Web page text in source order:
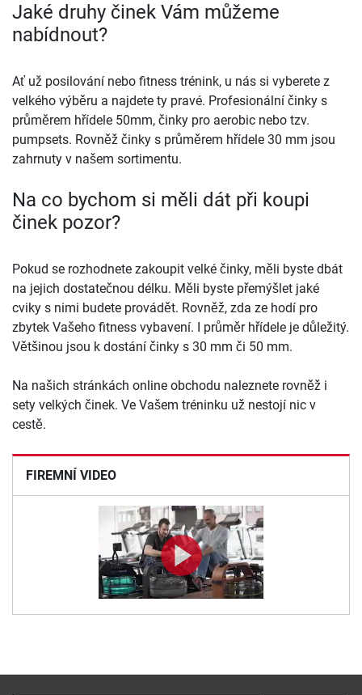
FIREMNÍ VIDEO
Jaké druhy činek Vám můžeme
nabídnout?
Ať už posilování nebo fitness trénink, u nás si vyberete z
velkého výběru a najdete ty pravé. Profesionální činky s
průměrem hřídele 50mm, činky pro aerobic nebo tzv.
pumpsets. Rovněž činky s průměrem hřídele 30 mm jsou
zahrnuty v našem sortimentu.
Na co bychom si měli dát při koupi
činek pozor?
Pokud se rozhodnete zakoupit velké činky, měli byste dbát
na jejich dostatečnou délku. Měli byste přemýšlet jaké
cviky s nimi budete provádět. Rovněž, zda ze hodí pro
zbytek Vašeho fitness vybavení. I průměr hřídele je důležitý.
Většinou jsou k dostání činky s 30 mm či 50 mm.
Na našich stránkách online obchodu naleznete rovněž i
sety velkých činek. Ve Vašem tréninku už nestojí nic v
cestě.